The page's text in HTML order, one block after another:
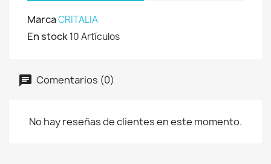
MarcaCRITALIA
En stock10 Artículos
Comentarios (0)
No hay reseñas de clientes en este momento.